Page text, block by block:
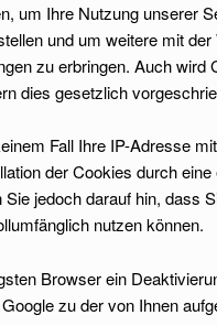
um Ihre Nutzung unserer
und um weitere mit
zu erbringen. Auch wird
dies gesetzlich
Fall Ihre IP-Adresse
der Cookies durch
jedoch darauf hin, dass
nutzen können.
Browser ein
zu der von Ihnen